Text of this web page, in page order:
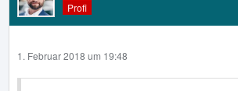
Profi
1. Februar 2018 um 19:48